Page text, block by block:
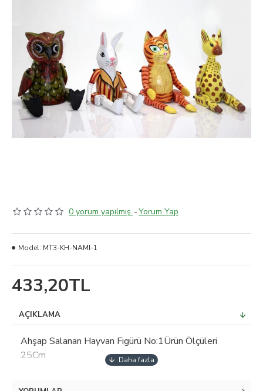
0 yorum yapılmış. -Yorum Yap
433,20TL
Model: MT3-KH-NAMI-1
AÇIKLAMA
Ahşap Salanan Hayvan Figürü No:1Ürün Ölçüleri
25Cm